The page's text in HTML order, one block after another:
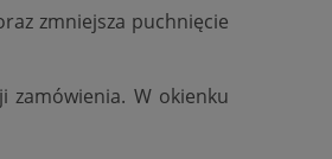
zmniejsza puchnięcie
zamówienia. W okienku